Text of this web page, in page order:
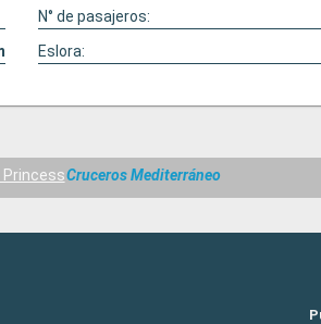
N° de pasajeros:
Eslora:
PrincessCruceros Mediterráneo